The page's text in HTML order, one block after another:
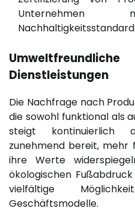
Unternehmen
Dienstleistungen
Die Nachfrage nach
die sowohl funktional als
steigt kontinuierlich
zunehmend bereit, mehr
ihre Werte
ökologischen
vielfältige
Geschäftsmodelle.